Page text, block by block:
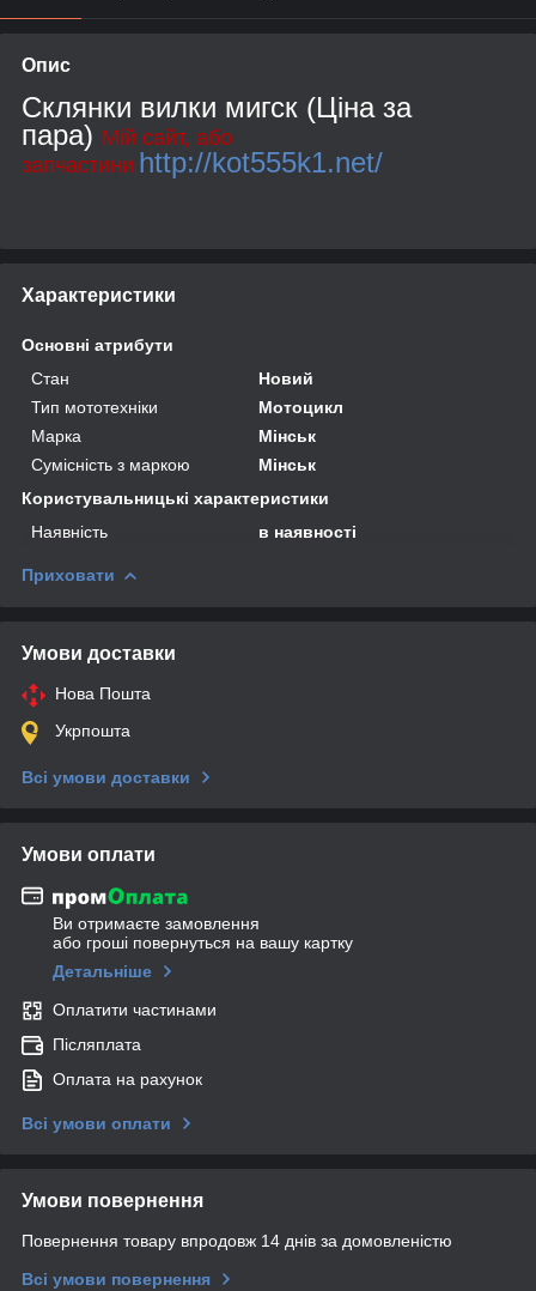
Опис
Склянки вилки мигск (Ціна за
пара) Мій сайт, або
запчастини http://kot555k1.net/
Характеристики
Основні атрибути
Стан
Новий
Тип мототехніки
Мотоцикл
Марка
Мінськ
Сумісність з маркою
Мінськ
Користувальницькі характеристики
Наявність
в наявності
Приховати
Умови доставки
Нова Пошта
Укрпошта
Всі умови доставки
Умови оплати
Ви отримаєте замовлення
або гроші повернуться на вашу картку
Детальніше
Оплатити частинами
Післяплата
Оплата на рахунок
Всі умови оплати
Умови повернення
Повернення товару впродовж 14 днів за домовленістю
Всі умови повернення